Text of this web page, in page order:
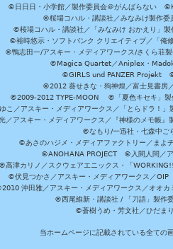
©日日日・小学館／製作委員会＠がんばらない
©桜場コハル・講談社／みなみけ製作
©桜場コハル・講談社／「みなみけ おかえり」
©裕時悠示・ソフトバンク クリエイティブ／「
©鴨志田一/アスキー・メディアワークス/さく
©Magica Quartet／Aniplex・
©GIRLS und PANZER Projekt ©
©2012 葵せきな・狗神煌／富士見書
©2009-2012 TYPE-MOON ©「夏色キセキ」製
こ／アスキー・メディアワークス／「とらドラ！
／アスキー・メディアワークス／『神様のメモ帳
©なもり/一迅社・七森中
©あさのハジメ・メディアファクトリー／ま
©ANOHANA PROJECT ©入間人間／ア
©高津カリノ／スクウェアエニックス・「
©伏見つかさ／アスキー・メディアワークス／
沖田雅／アスキー・メディアワークス／オオ
©西尾維新・講談社 / 「刀語」製作
©蒼樹うめ・芳文社／ひだま
当ホームページに記載されている全ての